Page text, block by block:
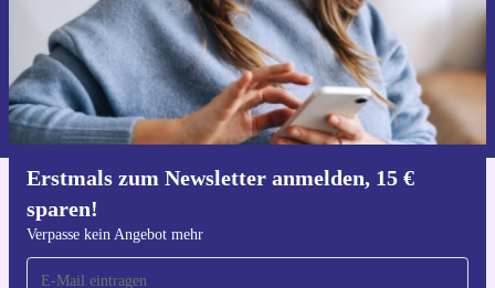
Erstmals zum Newsletter anmelden, 15 €
sparen!
Verpasse kein Angebot mehr
Gutschein anfordern
Informationen über die Verwendung personenbezogener Daten findest
du in unsererDatenschutzerklärung.
Für iOS und Android